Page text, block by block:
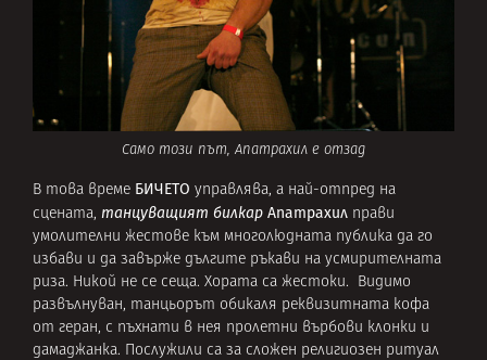
Само този път, Апатрахил е отзад
В това време БИЧЕТО управлява, а най-отпред на
сцената, танцуващият билкар Апатрахил прави
умолителни жестове към многолюдната публика да го
избави и да завърже дългите ръкави на усмирителната
риза. Никой не се сеща. Хората са жестоки. Видимо
развълнуван, танцьорът обикаля реквизитната кофа
от геран, с пъхнати в нея пролетни върбови клонки и
дамаджанка. Послужили са за сложен религиозен ритуал